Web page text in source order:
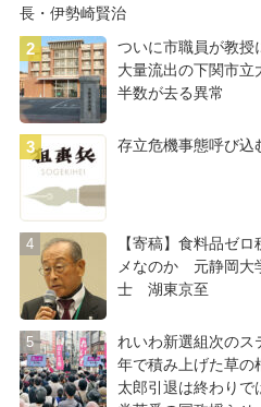
長・伊勢崎賢治
ついに市職員が教
大量流出の下関市
半数が去る異常
存立危機事態呼び込
【寄稿】食料品ゼ
メなのか 元静岡大
士 湖東京至
れいわ新選組次の
年で積み上げた草
太郎引退は終わり